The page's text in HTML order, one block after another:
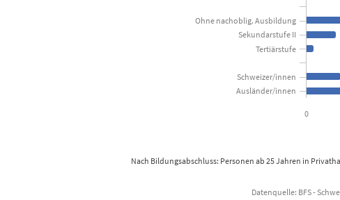
The chart has 1 Y axis displaying Prozent. Data ranges from
Nach Bildungsabschluss: Personen ab 25 Jahren in
0
Ausländer/innen
Schweizer/innen
Tertiärstufe
Sekundarstufe II
Ohne nachoblig. Ausbildung
Datenquelle: BFS -